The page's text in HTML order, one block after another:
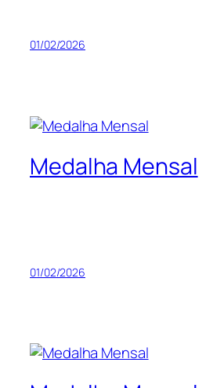
01/02/2026
Medalha Mensal
01/02/2026